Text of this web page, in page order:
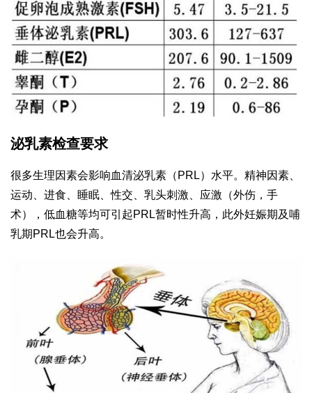
泌乳素检查要求
很多生理因素会影响血清泌乳素（PRL）水平。精神因素、
运动、进食、睡眠、性交、乳头刺激、应激（外伤，手
术），低血糖等均可引起PRL暂时性升高，此外妊娠期及哺
乳期PRL也会升高。